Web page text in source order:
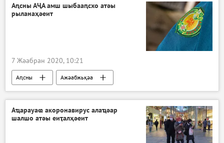
Аԥсны АҶА амш шыбааԥсхо атәы
рыланаҳәеит
7 Жәабран 2020, 10:21
Аԥсны Ажәабжьқәа
Аҵарауаҩ акоронавирус алаҵәар
шалшо атәы еиҭалҳәеит